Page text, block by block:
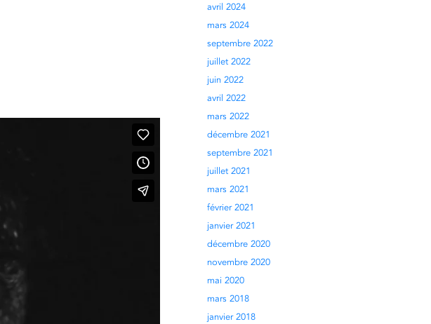
avril 2024
mars 2024
septembre 2022
juillet 2022
juin 2022
avril 2022
mars 2022
décembre 2021
septembre 2021
juillet 2021
mars 2021
février 2021
janvier 2021
décembre 2020
novembre 2020
mai 2020
mars 2018
janvier 2018